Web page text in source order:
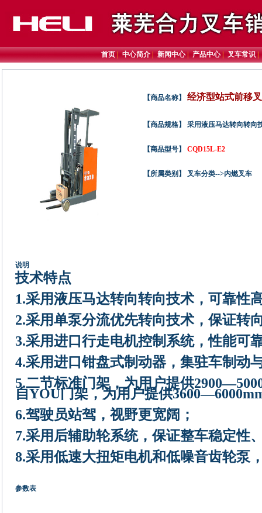
首页| 中心简介| 新闻中心| 产品中心| 叉车常识
【商品名称】 经济型站式前移
【商品规格】 采用液压马达转向转
【商品型号】 CQD15L-E2
【所属类别】 叉车分类-->内燃叉车
说明
技术特点
1.采用液压马达转向转向技术，可靠性
2.采用单泵分流优先转向技术，保证转
3.采用进口行走电机控制系统，性能可
4.采用进口钳盘式制动器，集驻车制动
5.二节标准门架，为用户提供
自YOU门架，为用户提供
6.驾驶员站驾，视野更宽阔；
7.采用后辅助轮系统，保证整车稳定性
8.采用低速大扭矩电机和低噪音齿轮泵
参数表